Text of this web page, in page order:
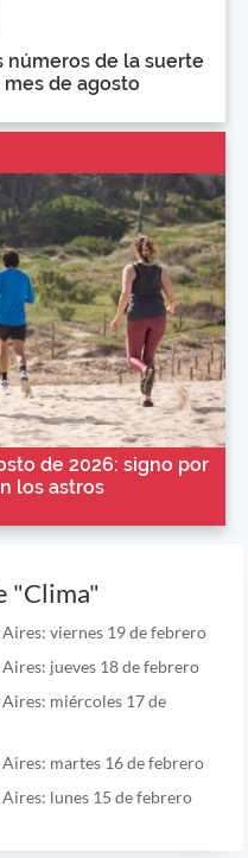
números de la suerte
de agosto
de 2026: signo por
los astros
"Clima"
viernes 19 de febrero
jueves 18 de febrero
miércoles 17 de
martes 16 de febrero
lunes 15 de febrero